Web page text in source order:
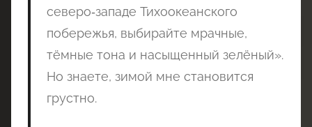
северо‑западе Тихоокеанского
побережья, выбирайте мрачные,
тёмные тона и насыщенный зелёный».
Но знаете, зимой мне становится
грустно.